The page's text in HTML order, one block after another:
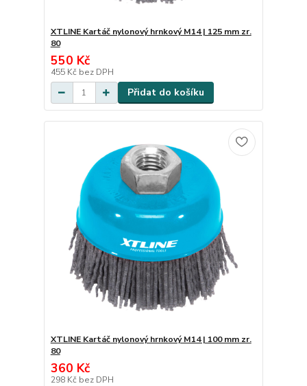
XTLINE Kartáč nylonový hrnkový M14 | 125 mm zr.
80
550 Kč
455 Kč bez DPH
Přidat do košíku
XTLINE Kartáč nylonový hrnkový M14 | 100 mm zr.
80
360 Kč
298 Kč bez DPH